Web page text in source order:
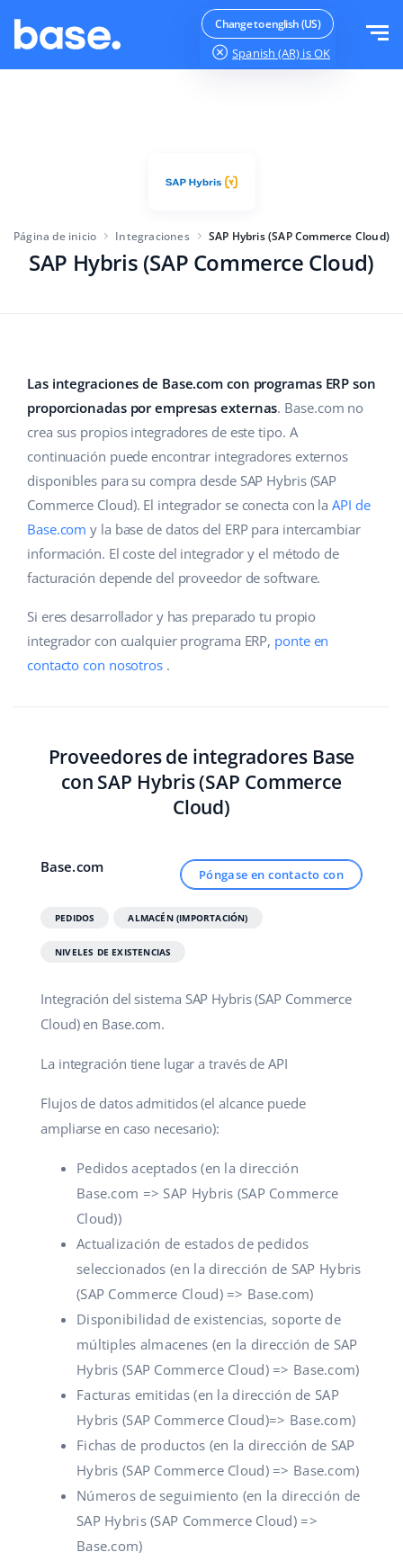
Change to english (US)
Spanish (AR) is OK
Administrador de productos
Gestión de envíos
Automatizaciones
Base Connect
IA para e-commerce
Base Analytics
Tamaño de la empresa
Para Start-up
Hogar y jardinería
Productos infantiles
Electrónica
Piezas de automóviles
Supermercado
Salud y belleza
Precios
Ayuda
Base Academy
Blog
Servicios
Auditoría de cuentas
Calculadora de beneficios
Cooperación y socios
Español (AR)
english (GB)
english (IN)
čeština
deutsch
Ελληνικά
español (AR)
Français
Italiano
português (BR)
română
中文
Iniciar sesión
Página de inicio Integraciones SAP Hybris (SAP Commerce Cloud)
SAP Hybris (SAP Commerce Cloud)
Las integraciones de Base.com con programas ERP son
proporcionadas por empresas externas. Base.com no
crea sus propios integradores de este tipo. A
continuación puede encontrar integradores externos
disponibles para su compra desde SAP Hybris (SAP
Commerce Cloud). El integrador se conecta con laAPI de
Base.com y la base de datos del ERP para intercambiar
información. El coste del integrador y el método de
facturación depende del proveedor de software.
Si eres desarrollador y has preparado tu propio
integrador con cualquier programa ERP, ponte en
contacto con nosotros.
Proveedores de integradores Base
con SAP Hybris (SAP Commerce
Cloud)
Base.com Póngase en contacto con
PEDIDOS ALMACÉN (IMPORTACIÓN)
NIVELES DE EXISTENCIAS
Integración del sistema SAP Hybris (SAP Commerce
Cloud) en Base.com.
La integración tiene lugar a través de API
Flujos de datos admitidos (el alcance puede
ampliarse en caso necesario):
Pedidos aceptados (en la dirección
Base.com => SAP Hybris (SAP Commerce
Cloud))
Actualización de estados de pedidos
seleccionados (en la dirección de SAP Hybris
(SAP Commerce Cloud) => Base.com)
Disponibilidad de existencias, soporte de
múltiples almacenes (en la dirección de SAP
Hybris (SAP Commerce Cloud) => Base.com)
Facturas emitidas (en la dirección de SAP
Hybris (SAP Commerce Cloud)=> Base.com)
Fichas de productos (en la dirección de SAP
Hybris (SAP Commerce Cloud) => Base.com)
Números de seguimiento (en la dirección de
SAP Hybris (SAP Commerce Cloud) =>
Base.com)